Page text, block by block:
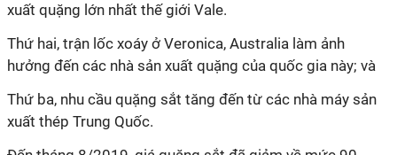
xuất quặng lớn nhất thế giới Vale.
Thứ hai, trận lốc xoáy ở Veronica, Australia làm ảnh
hưởng đến các nhà sản xuất quặng của quốc gia này; và
Thứ ba, nhu cầu quặng sắt tăng đến từ các nhà máy sản
xuất thép Trung Quốc.